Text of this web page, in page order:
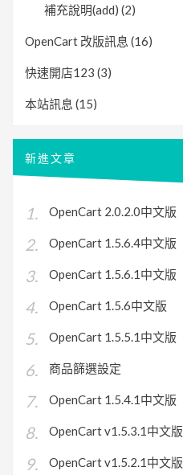
補充說明(add) (2)
OpenCart 改版訊息 (16)
快速開店123 (3)
本站訊息 (15)
新進文章
OpenCart 2.0.2.0中文版
OpenCart 1.5.6.4中文版
OpenCart 1.5.6.1中文版
OpenCart 1.5.6中文版
OpenCart 1.5.5.1中文版
商品篩選設定
OpenCart 1.5.4.1中文版
OpenCart v1.5.3.1中文版
OpenCart v1.5.2.1中文版